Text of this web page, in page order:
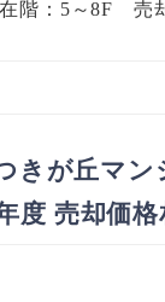
階：5～8F 売
きが丘マン
度 売却価格